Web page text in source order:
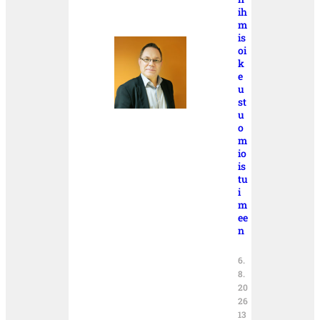
ih
m
is
oi
k
e
u
st
u
o
m
io
is
tu
i
m
ee
n
6.
8.
20
26
13